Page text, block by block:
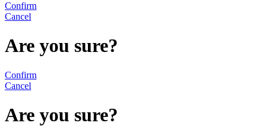
Confirm
Cancel
Are you sure?
Confirm
Cancel
Are you sure?